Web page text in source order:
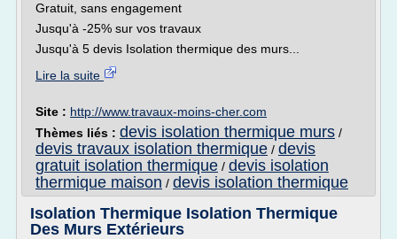
Gratuit, sans engagement
Jusqu'à -25% sur vos travaux
Jusqu'à 5 devis Isolation thermique des murs...
Lire la suite
Site : http://www.travaux-moins-cher.com
Thèmes liés : devis isolation thermique murs /
devis travaux isolation thermique / devis
gratuit isolation thermique / devis isolation
thermique maison / devis isolation thermique
Isolation Thermique Isolation Thermique
Des Murs Extérieurs